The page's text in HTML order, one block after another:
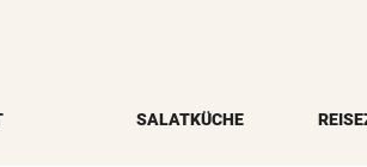
SALATKÜCHE